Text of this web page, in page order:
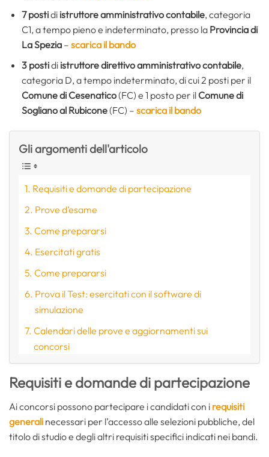
7 postidi istruttore amministrativo contabile, categoria
C1, a tempo pieno e indeterminato, presso la Provincia di
La Spezia– scarica il bando
3 postidi istruttore direttivo amministrativo contabile,
categoria D, a tempo indeterminato, di cui 2 posti per il
Comune di Cesenatico(FC) e 1 posto per il Comune di
Sogliano al Rubicone(FC) – scarica il bando
Gli argomenti dell'articolo
Requisiti e domande di partecipazione
Prove d’esame
Come prepararsi
Esercitati gratis
Come prepararsi
Prova il Test: esercitati con il software di
simulazione
Calendari delle prove e aggiornamenti sui
concorsi
Requisiti e domande di partecipazione
Ai concorsi possono partecipare i candidati con i requisiti
generali necessari per l’accesso alle selezioni pubbliche, del
titolo di studio e degli altri requisiti specifici indicati nei bandi.